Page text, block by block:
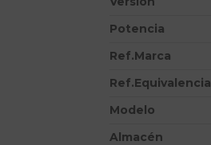
Potencia
Ref.Marca
Ref.Equivalencia
Modelo
Almacén